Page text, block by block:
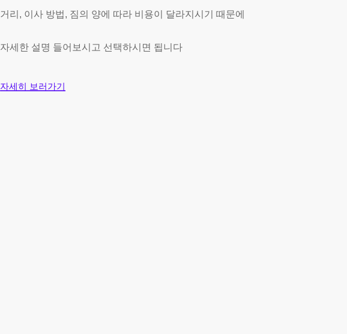
거리, 이사 방법, 짐의 양에 따라 비용이 달라지시기 때문에
자세한 설명 들어보시고 선택하시면 됩니다
자세히 보러가기